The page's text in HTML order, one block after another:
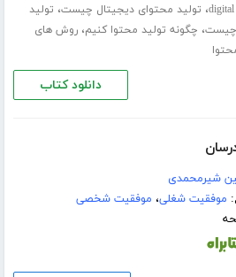
، تولید محتوای دیجیتال چیست، تولید
چیست، چگونه تولید محتوا کنیم،روش های
دانلود کتاب
شیرمحمدی
موفقیت شغلی، موفقیت شخصی